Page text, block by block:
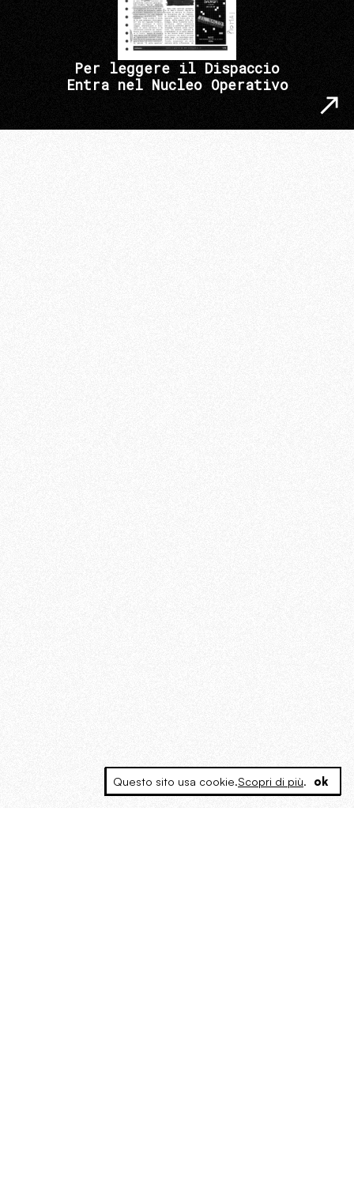
Per leggere il Dispaccio
Entra nel Nucleo Operativo
Questo sito usa cookie.Scopri di più. ok